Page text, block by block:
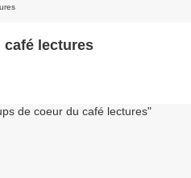
café lectures